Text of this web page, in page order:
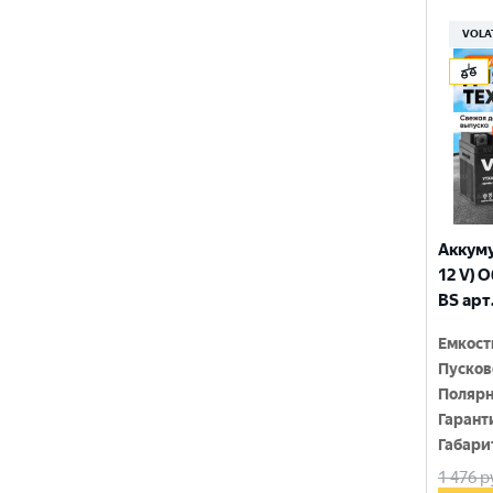
12 V)
BS
1 476